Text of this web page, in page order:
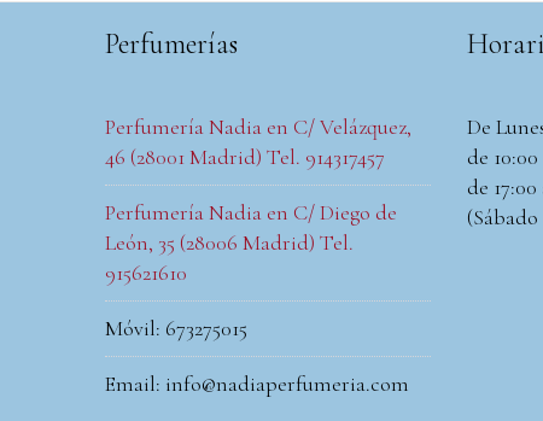
De
de 10:00
de 17:00
Perfumerías
Perfumería Nadia en C/ Velázquez,
46 (28001 Madrid) Tel. 914317457
Perfumería Nadia en C/ Diego de
León, 35 (28006 Madrid) Tel.
915621610
Móvil: 673275015
Email: info@nadiaperfumeria.com